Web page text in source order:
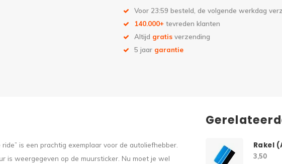
Voor 23:59 besteld, de volgende werkdag
140.000+ tevreden klanten
Altijd gratis verzending
5 jaar garantie
is een prachtig exemplaar voor de autoliefhebber.
is weergegeven op de muursticker. Nu moet je wel
Rakel
3,50